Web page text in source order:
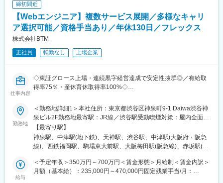
変更の範囲：会社の定める業務
"営業力"を強みに、幅広い企業と連携し様々な案件を確保しており
ます。
案件に関しては、意図的に業界・業種を絞っていないため、
PHP、Java、Ruby、Python、Goなど様々な技術・環境の案件に
（ゲーム会社、大手EC、メーカー、スタートアップベンチャーな
■ポジション魅力：
＜本人の"やりたい"を叶える環境＞
やキャリアプランをお伺いし、マッチした案件を営業が獲得し、
複数ある案件の中から、自分で案件を"選択"することができます。
＜充実のフォロー・サポート環境＞
当社では総勢20名以上の営業職がおり、エンジニアの方々に対
し、しっかりと担当営業が付き、フォロー・サポートを実施しま
す。具体的には参画先の現場に問題が無いかの定期的なヒアリン
グや、毎月の稼働確認、他に上司の方との1on1MTGもございます
締切間近
【Webエンジニア】複数サービス展開／多様なキャリ
ア選択可能／資格手当あり／年休130日／フレックス
株式会社BTM
正社員 転勤なし 上場企業
仕事内容
◇東証グロース上場・連続黒字経営達成で安定性抜群◎／有給取
得率75％・産休育休取得率100%◇
■ポジション概要：
当社は「日本の全世代を活性化する」をMissionとして掲げ、現
在、全国の開発拠点（ラボ）と連携し、最新技術を使ったWebシ
ステム開発と地方の地場企業をDX化し世の中をデジタル化すべ
く、開発を行うシステム開発会社です。
今回は当社主軸サービスの『受託開発』をさらに拡大するべく、
増員として経験のある方を募集する運びとなりました。
■業務内容：
勤務地
＜勤務地詳細1＞本社住所：東京都渋谷区神泉町9-1 Daiwa渋谷神
泉ビル2F勤務地最寄駅：JR線／渋谷駅受動喫煙対策：屋内全面禁
煙＜勤務地詳細2＞大阪支社住所：大阪府大阪市北区豊崎3丁目19-
3 ピアスタワー大阪15F 勤務地最寄駅：中津駅受動喫煙対策：屋
内全面禁煙＜勤務地詳細3＞福岡支社住所：福岡県福岡市中央区天
神駅受動喫煙対策：屋内全面禁煙変更の範囲：会社の定める事業
所（リモートワーク含む）
【最寄り駅】
神泉駅、中津駅(地下鉄)、天神駅、渋谷駅、中津駅(大阪府・阪急
線)、西鉄福岡駅、駒場東大前駅、大阪梅田駅(阪急線)、赤坂駅(福
給与
＜予定年収＞350万円～700万円＜賃金形態＞月給制＜賃金内訳＞
月額（基本給）：235,000円～470,000円固定残業手当/月：